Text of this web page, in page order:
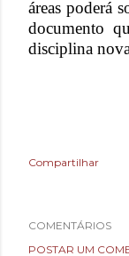
áreas poderá
documento
disciplina
Compartilhar
COMENTÁRIOS
POSTAR UM